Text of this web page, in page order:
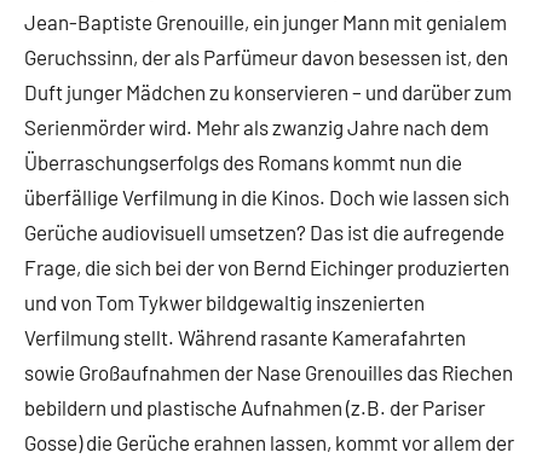
Jean-Baptiste Grenouille, ein junger Mann mit genialem
Geruchssinn, der als Parfümeur davon besessen ist, den
Duft junger Mädchen zu konservieren – und darüber zum
Serienmörder wird. Mehr als zwanzig Jahre nach dem
Überraschungserfolgs des Romans kommt nun die
überfällige Verfilmung in die Kinos. Doch wie lassen sich
Gerüche audiovisuell umsetzen? Das ist die aufregende
Frage, die sich bei der von Bernd Eichinger produzierten
und von Tom Tykwer bildgewaltig inszenierten
Verfilmung stellt. Während rasante Kamerafahrten
sowie Großaufnahmen der Nase Grenouilles das Riechen
bebildern und plastische Aufnahmen (z.B. der Pariser
Gosse) die Gerüche erahnen lassen, kommt vor allem der